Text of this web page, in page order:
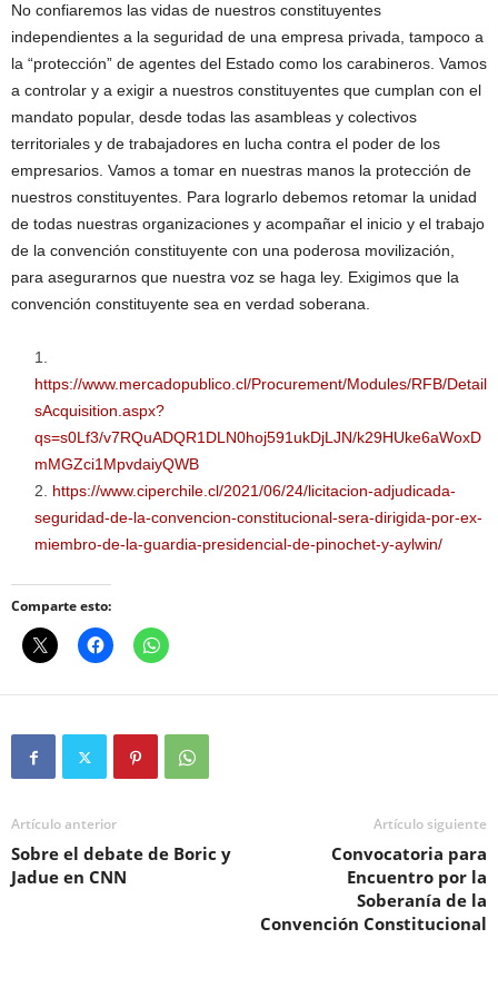
No confiaremos las vidas de nuestros constituyentes
independientes a la seguridad de una empresa privada, tampoco a
la “protección” de agentes del Estado como los carabineros. Vamos
a controlar y a exigir a nuestros constituyentes que cumplan con el
mandato popular, desde todas las asambleas y colectivos
territoriales y de trabajadores en lucha contra el poder de los
empresarios. Vamos a tomar en nuestras manos la protección de
nuestros constituyentes. Para lograrlo debemos retomar la unidad
de todas nuestras organizaciones y acompañar el inicio y el trabajo
de la convención constituyente con una poderosa movilización,
para asegurarnos que nuestra voz se haga ley. Exigimos que la
convención constituyente sea en verdad soberana.
https://www.mercadopublico.cl/Procurement/Modules/RFB/Detail
sAcquisition.aspx?
qs=s0Lf3/v7RQuADQR1DLN0hoj591ukDjLJN/k29HUke6aWoxD
mMGZci1MpvdaiyQWB
https://www.ciperchile.cl/2021/06/24/licitacion-adjudicada-
seguridad-de-la-convencion-constitucional-sera-dirigida-por-ex-
miembro-de-la-guardia-presidencial-de-pinochet-y-aylwin/
Comparte esto:
Artículo anterior
Sobre el debate de Boric y
Jadue en CNN
Artículo siguiente
Convocatoria para
Encuentro por la
Soberanía de la
Convención Constitucional